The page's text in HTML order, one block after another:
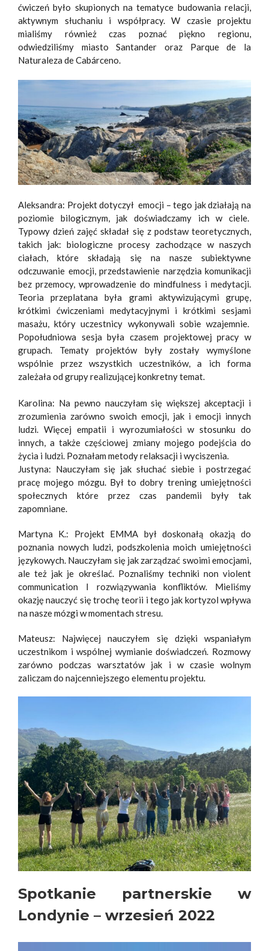
ćwiczeń było skupionych na tematyce budowania relacji,
aktywnym słuchaniu i współpracy. W czasie projektu
mialiśmy również czas poznać piękno regionu,
odwiedziliśmy miasto Santander oraz Parque de la
Naturaleza de Cabárceno.
Aleksandra: Projekt dotyczył emocji – tego jak działają na
poziomie bilogicznym, jak doświadczamy ich w ciele.
Typowy dzień zajęć składał się z podstaw teoretycznych,
takich jak: biologiczne procesy zachodzące w naszych
ciałach, które składają się na nasze subiektywne
odczuwanie emocji, przedstawienie narzędzia komunikacji
bez przemocy, wprowadzenie do mindfulness i medytacji.
Teoria przeplatana była grami aktywizującymi grupę,
krótkimi ćwiczeniami medytacyjnymi i krótkimi sesjami
masażu, który uczestnicy wykonywali sobie wzajemnie.
Popołudniowa sesja była czasem projektowej pracy w
grupach. Tematy projektów były zostały wymyślone
wspólnie przez wszystkich uczestników, a ich forma
zależała od grupy realizującej konkretny temat.
Karolina: Na pewno nauczyłam się większej akceptacji i
zrozumienia zarówno swoich emocji, jak i emocji innych
ludzi. Więcej empatii i wyrozumiałości w stosunku do
innych, a także częściowej zmiany mojego podejścia do
życia i ludzi. Poznałam metody relaksacji i wyciszenia.
Justyna: Nauczyłam się jak słuchać siebie i postrzegać
pracę mojego mózgu. Był to dobry trening umiejętności
społecznych które przez czas pandemii były tak
zapomniane.
Martyna K.: Projekt EMMA był doskonałą okazją do
poznania nowych ludzi, podszkolenia moich umiejętności
językowych. Nauczyłam się jak zarządzać swoimi emocjami,
ale też jak je określać. Poznaliśmy techniki non violent
communication I rozwiązywania konfliktów. Mieliśmy
okazję nauczyć się trochę teorii i tego jak kortyzol wpływa
na nasze mózgi w momentach stresu.
Mateusz: Najwięcej nauczyłem się dzięki wspaniałym
uczestnikom i wspólnej wymianie doświadczeń. Rozmowy
zarówno podczas warsztatów jak i w czasie wolnym
zaliczam do najcenniejszego elementu projektu.
Spotkanie partnerskie w
Londynie – wrzesień 2022